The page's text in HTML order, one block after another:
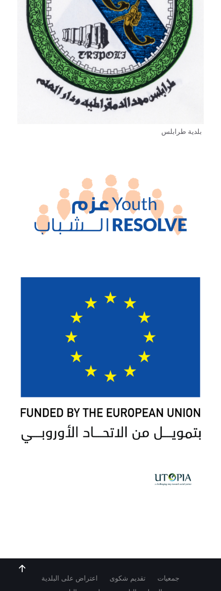
بلدية طرابلس
جمعيات تقديم شكوى
اعتراض على البلدية